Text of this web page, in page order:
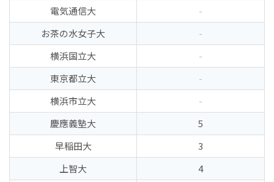
電気通信大
-
お茶の水女子大
-
横浜国立大
-
東京都立大
-
横浜市立大
-
慶應義塾大
5
早稲田大
3
上智大
4